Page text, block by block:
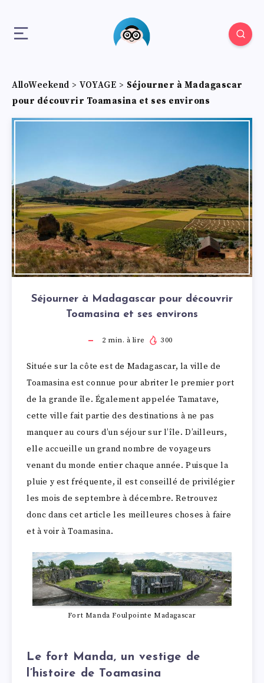
AlloWeekend > VOYAGE > Séjourner à Madagascar
pour découvrir Toamasina et ses environs
Séjourner à Madagascar pour découvrir
Toamasina et ses environs
2 min. à lire 300
Située sur la côte est de Madagascar, la ville de
Toamasina est connue pour abriter le premier port
de la grande île. Également appelée Tamatave,
cette ville fait partie des destinations à ne pas
manquer au cours d’un séjour sur l’île. D’ailleurs,
elle accueille un grand nombre de voyageurs
venant du monde entier chaque année. Puisque la
pluie y est fréquente, il est conseillé de privilégier
les mois de septembre à décembre. Retrouvez
donc dans cet article les meilleures choses à faire
et à voir à Toamasina.
Fort Manda Foulpointe Madagascar
Le fort Manda, un vestige de
l’histoire de Toamasina